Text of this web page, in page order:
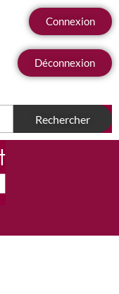
Connexion
Déconnexion